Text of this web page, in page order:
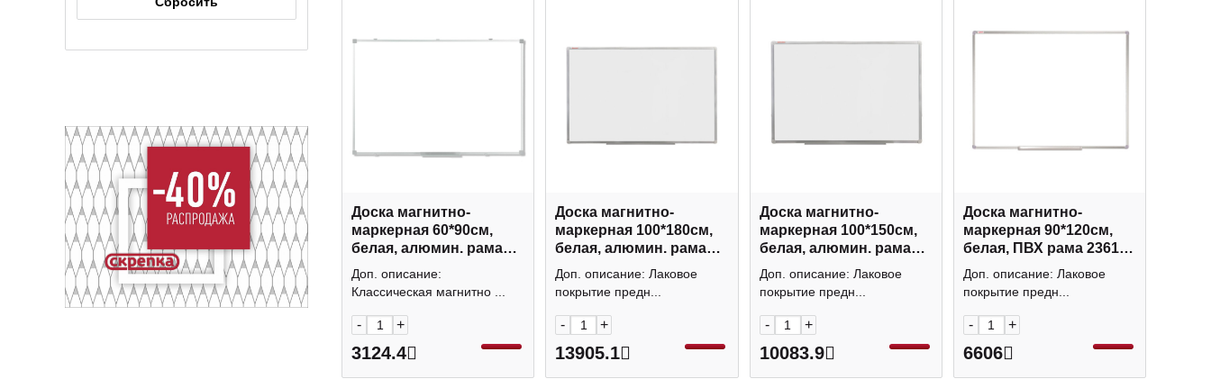
Доска магнитно-
маркерная 60*90см,
белая, алюмин. рама
1782562 Klammer
Доп. описание:
Классическая магнитно ...
- +
3124.4
Доска магнитно-
маркерная 100*180см,
белая, алюмин. рама
"Стандарт" 235524
Brauberg
Доп. описание: Лаковое
покрытие предн...
- +
13905.1
Доска магнитно-
маркерная 100*150см,
белая, алюмин. рама
"Стандарт" 235523
Brauberg
Доп. описание: Лаковое
покрытие предн...
- +
10083.9
Доска магнитно-
маркерная 90*120см,
белая, ПВХ рама 236159
Staff
Доп. описание: Лаковое
покрытие предн...
- +
6606